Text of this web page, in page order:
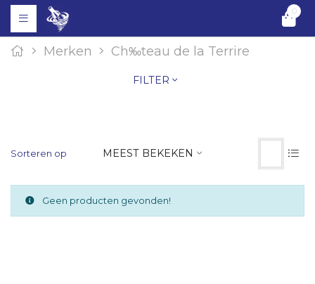
0
Merken Ch‰teau de la Terrire
FILTER
Sorteren op MEEST BEKEKEN
Geen producten gevonden!